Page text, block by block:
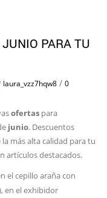
PARA TU
laura_vzz7hqw8 / 0
ofertas para
junio. Descuentos
más alta calidad para tu
artículos destacados.
el cepillo araña con
en el exhibidor